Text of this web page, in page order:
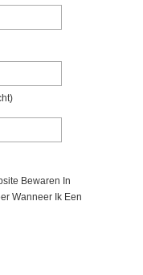
Bewaren In
Wanneer Ik Een